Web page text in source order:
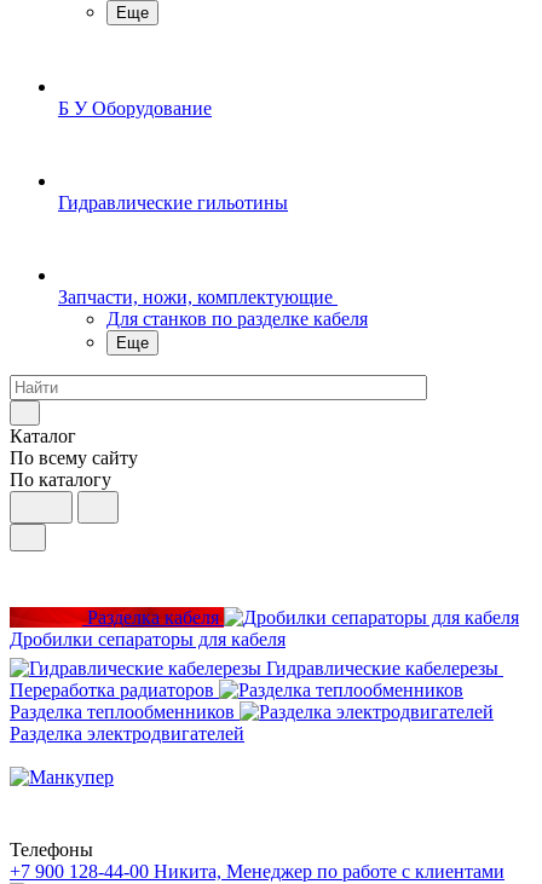
Еще
Б У Оборудование
Гидравлические гильотины
Запчасти, ножи, комплектующие
Для станков по разделке кабеля
Еще
Каталог
По всему сайту
По каталогу
Разделка кабеля
Дробилки сепараторы для кабеля
Гидравлические кабелерезы
Переработка радиаторов
Разделка теплообменников
Разделка электродвигателей
Телефоны
+7 900 128-44-00 Никита, Менеджер по работе с клиентами